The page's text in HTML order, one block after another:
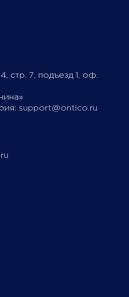
стр. 7, подъезд 1, оф.
support@ontico.ru